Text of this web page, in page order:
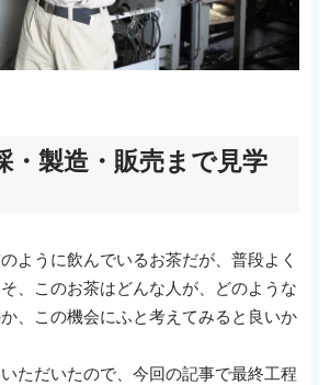
・製造・販売まで見学
ように飲んでいるお茶だが、普段よく
、このお茶はどんな人が、どのような
、この機会にふと考えてみると良いか
ただいたので、今回の記事で最終工程